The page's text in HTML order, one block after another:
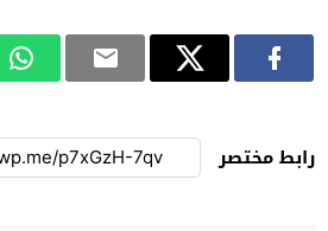
رابط مختصر